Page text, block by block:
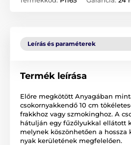
Leírás és paraméterek
Termék leírása
Előre megkötött Anyagában
csokornyakkendő 10 cm
frakkhoz vagy szmokinghoz. A
hátulján egy fűzőlyukkal ellátott
melynek köszönhetően a hossza
nyak kerületének megfelelően.